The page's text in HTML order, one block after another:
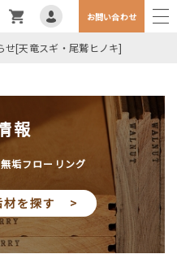
お問い合わせ
せ[天竜スギ・尾鷲ヒノキ]
報
垢フローリング
材を探す >